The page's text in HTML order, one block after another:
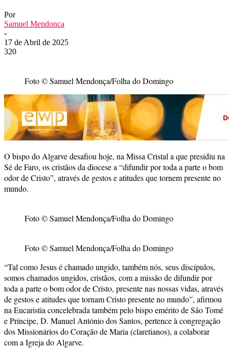
Por
Samuel Mendonça
-
17 de Abril de 2025
320
Foto © Samuel Mendonça/Folha do Domingo
O bispo do Algarve desafiou hoje, na Missa Cristal a que presidiu na
Sé de Faro, os cristãos da diocese a “difundir por toda a parte o bom
odor de Cristo”, através de gestos e atitudes que tornem presente no
mundo.
Foto © Samuel Mendonça/Folha do Domingo
Foto © Samuel Mendonça/Folha do Domingo
“Tal como Jesus é chamado ungido, também nós, seus discípulos,
somos chamados ungidos, cristãos, com a missão de difundir por
toda a parte o bom odor de Cristo, presente nas nossas vidas, através
de gestos e atitudes que tornam Cristo presente no mundo”, afirmou
na Eucaristia concelebrada também pelo bispo emérito de São Tomé
e Príncipe, D. Manuel António dos Santos, pertence à congregação
dos Missionários do Coração de Maria (claretianos), a colaborar
com a Igreja do Algarve.